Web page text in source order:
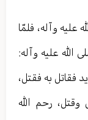
وآله، فلمّا
عليه وآله:
فقاتل به فقتل،
وقتل، رحم الله